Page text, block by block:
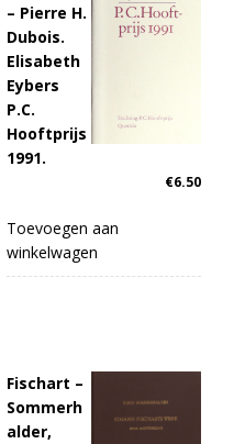
– Pierre H.
Dubois.
Elisabeth
Eybers
P.C.
Hooftprijs
1991.
€6.50
Toevoegen aan
winkelwagen
Fischart –
Sommerh
alder,